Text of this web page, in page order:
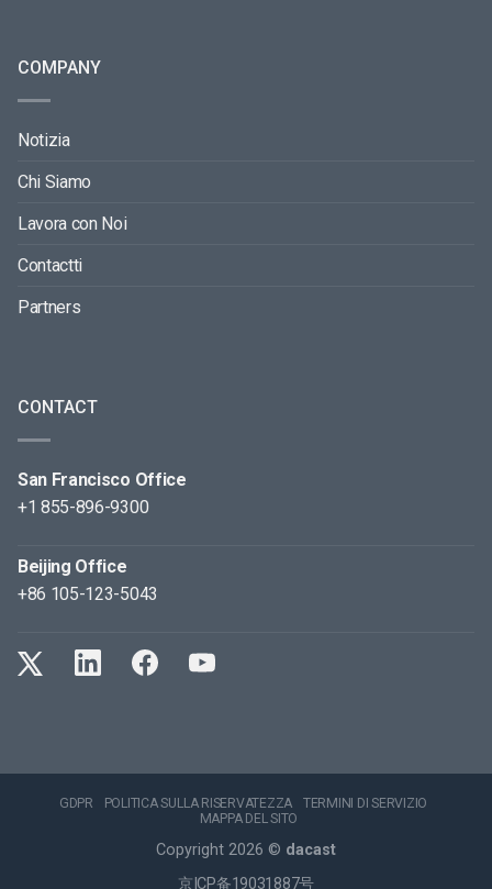
COMPANY
Notizia
Chi Siamo
Lavora con Noi
Contactti
Partners
CONTACT
San Francisco Office
+1 855-896-9300
Beijing Office
+86 105-123-5043
GDPR POLITICA SULLA RISERVATEZZA
TERMINI DI SERVIZIO
MAPPA DEL SITO
Copyright 2026 © dacast
京ICP备19031887号